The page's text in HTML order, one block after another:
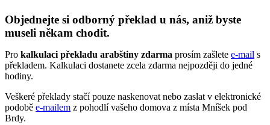
Objednejte si odborný překlad u nás, aniž byste
museli někam chodit.
Pro kalkulaci překladu arabštiny zdarma prosím zašlete e-mail s
překladem. Kalkulaci dostanete zcela zdarma nejpozději do jedné
hodiny.
Veškeré překlady stačí pouze naskenovat nebo zaslat v elektronické
podobě e-mailem z pohodlí vašeho domova z místa Mníšek pod
Brdy.